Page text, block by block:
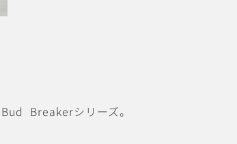
Bud Breakerシリーズ。